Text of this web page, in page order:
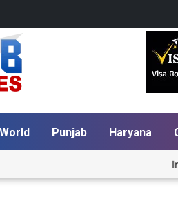
World Punjab Haryana
India vs Sri